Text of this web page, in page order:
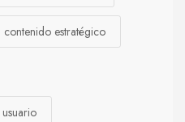
contenido estratégico